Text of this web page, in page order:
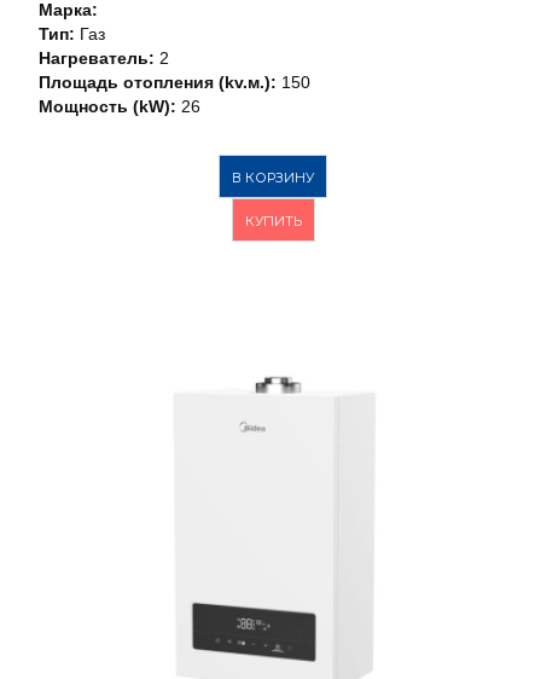
Марка:
Тип: Газ
Нагреватель: 2
Площадь отопления (kv.м.): 150
Мощность (kW): 26
В КОРЗИНУ
КУПИТЬ